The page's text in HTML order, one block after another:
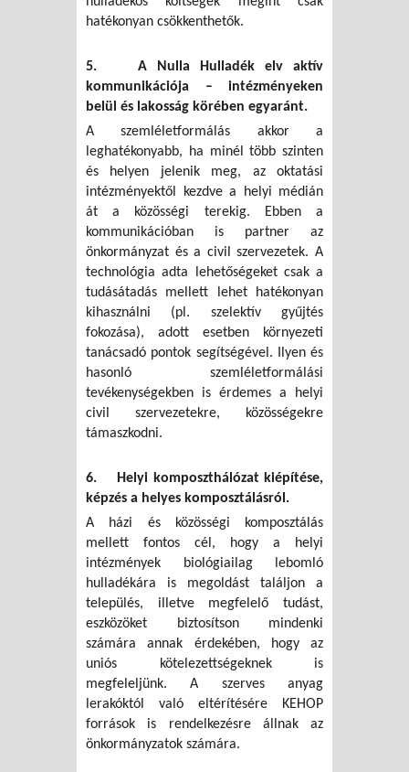
hatékonyan csökkenthetők.
5. A Nulla Hulladék elv aktív
kommunikációja – intézményeken
belül és lakosság körében egyaránt.
A szemléletformálás akkor a
leghatékonyabb, ha minél több szinten
és helyen jelenik meg, az oktatási
intézményektől kezdve a helyi médián
át a közösségi terekig. Ebben a
kommunikációban is partner az
önkormányzat és a civil szervezetek. A
technológia adta lehetőségeket csak a
tudásátadás mellett lehet hatékonyan
kihasználni (pl. szelektív gyűjtés
fokozása), adott esetben környezeti
tanácsadó pontok segítségével. Ilyen és
hasonló szemléletformálási
tevékenységekben is érdemes a helyi
civil szervezetekre, közösségekre
támaszkodni.
6. Helyi komposzthálózat kiépítése,
képzés a helyes komposztálásról.
A házi és közösségi komposztálás
mellett fontos cél, hogy a helyi
intézmények biológiailag lebomló
hulladékára is megoldást találjon a
település, illetve megfelelő tudást,
eszközöket biztosítson mindenki
számára annak érdekében, hogy az
uniós kötelezettségeknek is
megfeleljünk. A szerves anyag
lerakóktól való eltérítésére KEHOP
források is rendelkezésre állnak az
önkormányzatok számára.